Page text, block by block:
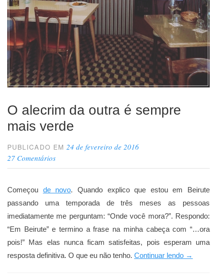
O alecrim da outra é sempre
mais verde
PUBLICADO EM 24 de fevereiro de 2016
27 Comentários
Começou de novo. Quando explico que estou em Beirute
passando uma temporada de três meses as pessoas
imediatamente me perguntam: “Onde você mora?”. Respondo:
“Em Beirute” e termino a frase na minha cabeça com “…ora
pois!” Mas elas nunca ficam satisfeitas, pois esperam uma
resposta definitiva. O que eu não tenho. Continuar lendo “O
→